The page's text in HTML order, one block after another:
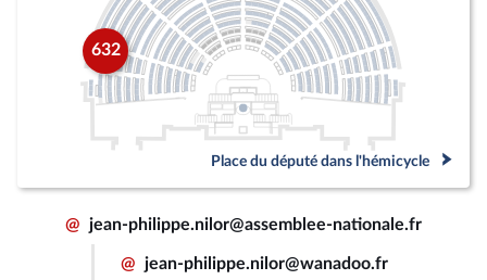
632
Place du député dans l'hémicycle
@ jean-philippe.nilor@assemblee-nationale.fr
@ jean-philippe.nilor@wanadoo.fr